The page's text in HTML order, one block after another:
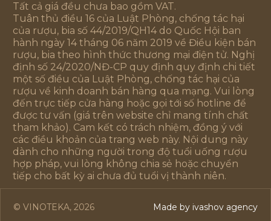
Tất cả giá đều chưa bao gồm VAT.
Tuân thủ điều 16 của Luật Phòng, chống tác hại
của rượu, bia số 44/2019/QH14 do Quốc Hội ban
hành ngày 14 tháng 06 năm 2019 về Điều kiện bán
rượu, bia theo hình thức thương mại điện tử. Nghị
định số 24/2020/NĐ-CP quy định quy định chi tiết
một số điều của Luật Phòng, chống tác hại của
rượu về kinh doanh bán hàng qua mạng. Vui lòng
đến trực tiếp cửa hàng hoặc gọi tới số hotline để
được tư vấn (giá trên website chỉ mang tính chất
tham khảo). Cam kết có trách nhiệm, đồng ý với
các điều khoản của trang web này. Nội dung này
dành cho những người trong độ tuổi uống rượu
hợp pháp, vui lòng không chia sẻ hoặc chuyển
tiếp cho bất kỳ ai chưa đủ tuổi vị thành niên.
© VINOTEKA, 2026 Made by ivashov agency